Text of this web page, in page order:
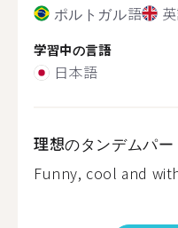
ポルトガル語
学習中の言語
日本語
理想のタンデムパ
Funny, cool and